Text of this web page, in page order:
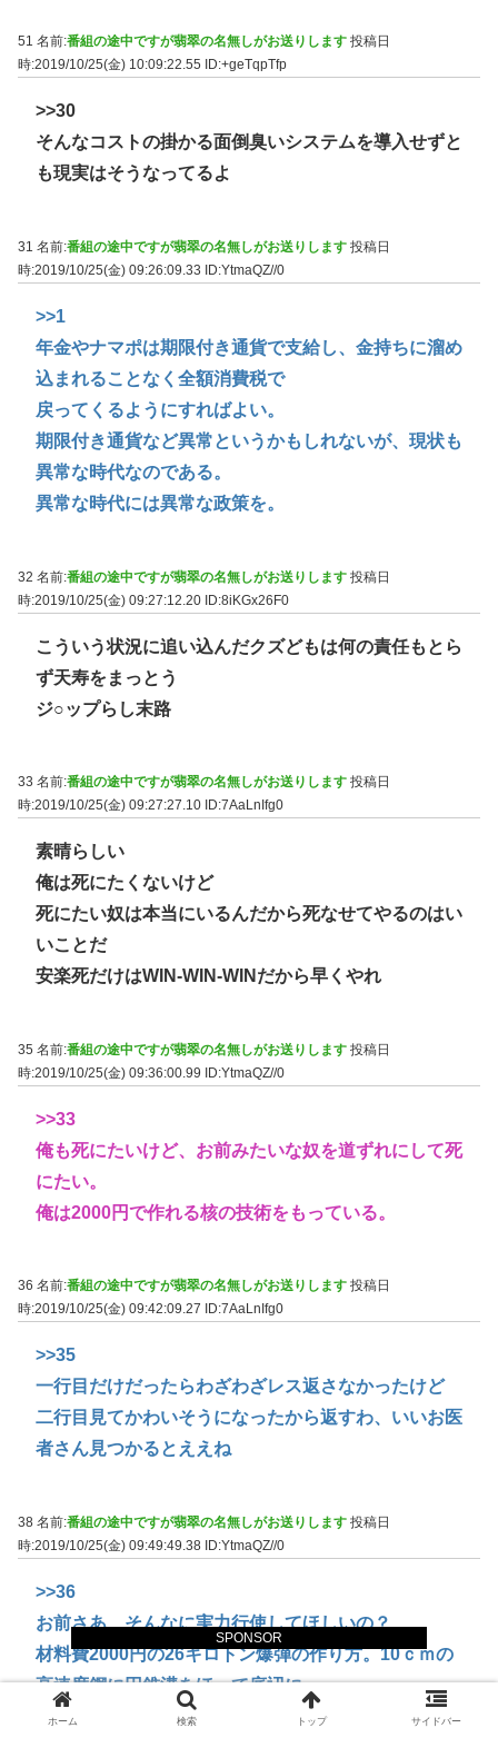
SPONSOR
51 名前:番組の途中ですが翡翠の名無しがお送りします 投稿日
時:2019/10/25(金) 10:09:22.55
ID:+geTqpTfp
>>30
そんなコストの掛かる面倒臭いシステムを導入せずと
も現実はそうなってるよ
31 名前:番組の途中ですが翡翠の名無しがお送りします 投稿日
時:2019/10/25(金) 09:26:09.33
ID:YtmaQZ//0
>>1
年金やナマポは期限付き通貨で支給し、金持ちに溜め
込まれることなく全額消費税で
戻ってくるようにすればよい。
期限付き通貨など異常というかもしれないが、現状も
異常な時代なのである。
異常な時代には異常な政策を。
32 名前:番組の途中ですが翡翠の名無しがお送りします 投稿日
時:2019/10/25(金) 09:27:12.20 ID:8iKGx26F0
こういう状況に追い込んだクズどもは何の責任もとら
ず天寿をまっとう
ジ○ップらし末路
33 名前:番組の途中ですが翡翠の名無しがお送りします 投稿日
時:2019/10/25(金) 09:27:27.10 ID:7AaLnIfg0
素晴らしい
俺は死にたくないけど
死にたい奴は本当にいるんだから死なせてやるのはい
いことだ
安楽死だけはWIN-WIN-WINだから早くやれ
35 名前:番組の途中ですが翡翠の名無しがお送りします 投稿日
時:2019/10/25(金) 09:36:00.99 ID:YtmaQZ//0
>>33
俺も死にたいけど、お前みたいな奴を道ずれにして死
にたい。
俺は2000円で作れる核の技術をもっている。
36 名前:番組の途中ですが翡翠の名無しがお送りします 投稿日
時:2019/10/25(金) 09:42:09.27
ID:7AaLnIfg0
>>35
一行目だけだったらわざわざレス返さなかったけど
二行目見てかわいそうになったから返すわ、いいお医
者さん見つかるとええね
38 名前:番組の途中ですが翡翠の名無しがお送りします 投稿日
時:2019/10/25(金) 09:49:49.38 ID:YtmaQZ//0
>>36
お前さあ、そんなに実力行使してほしいの？
材料費2000円の26キロトン爆弾の作り方。10ｃｍの
高速度鋼に円錐溝をほって底辺に
ファンを仕込んどく。これに鉛直方向の遠心力を与え
ホーム 検索 トップ サイドバー